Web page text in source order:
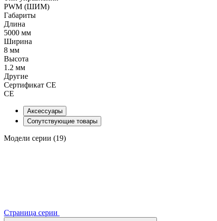
PWM (ШИМ)
Габариты
Длина
5000 мм
Ширина
8 мм
Высота
1.2 мм
Другие
Сертификат CE
CE
Аксессуары
Сопутствующие товары
Модели серии (19)
Страница серии